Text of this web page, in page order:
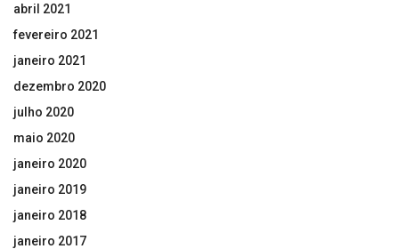
abril 2021
fevereiro 2021
janeiro 2021
dezembro 2020
julho 2020
maio 2020
janeiro 2020
janeiro 2019
janeiro 2018
janeiro 2017